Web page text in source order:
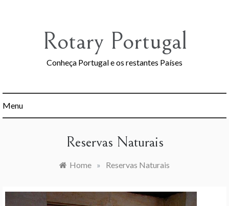
Rotary Portugal
Conheça Portugal e os restantes Países
Menu
Reservas Naturais
Home » Reservas Naturais